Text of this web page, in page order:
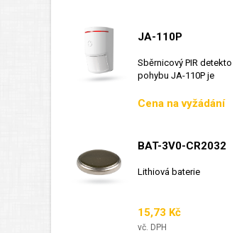
JA-110P
Sběrnicový PIR
pohybu JA-110P je
Cena
Cena na vyžádání
BAT-3V0-CR2032
Lithiová baterie
Cena
15,73 Kč
vč. DPH